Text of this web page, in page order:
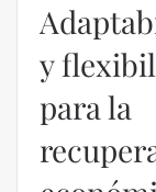
en las
– Álvaro
Martín